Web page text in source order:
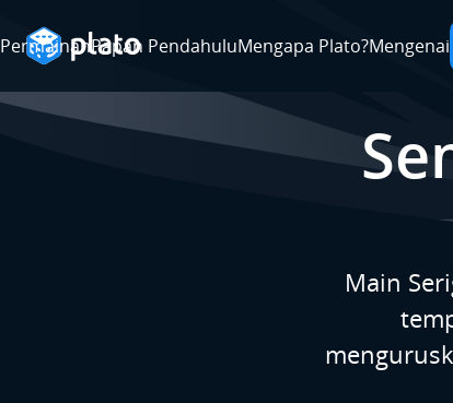
PermainanPapan PendahuluMengapa Plato?Mengenai
Main